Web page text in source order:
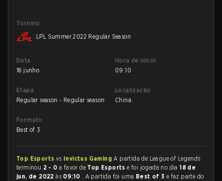
Torneio
LPL Summer 2022 Regular Season
Data
18 junho
Hora de início
09:10
Etapa
Regular season - Regular season
Localização
China
Formato
Best of 3
Top Esports vs Invictus GamingA partida de League of Legends
terminou 2 - 0 a favor de Top Esportse foi jogada no dia18 de
jun. de 2022às 09:10 . A partida foi uma Best of 3 e faz parte do